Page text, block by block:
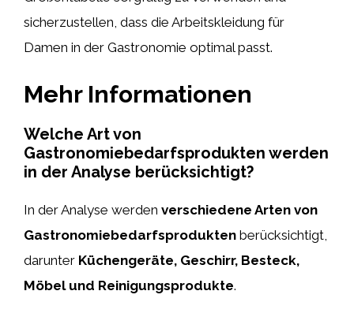
sicherzustellen, dass die Arbeitskleidung für
Damen in der Gastronomie optimal passt.
Mehr Informationen
Welche Art von
Gastronomiebedarfsprodukten werden
in der Analyse berücksichtigt?
In der Analyse werden verschiedene Arten von
Gastronomiebedarfsprodukten berücksichtigt,
darunter Küchengeräte, Geschirr, Besteck,
Möbel und Reinigungsprodukte.